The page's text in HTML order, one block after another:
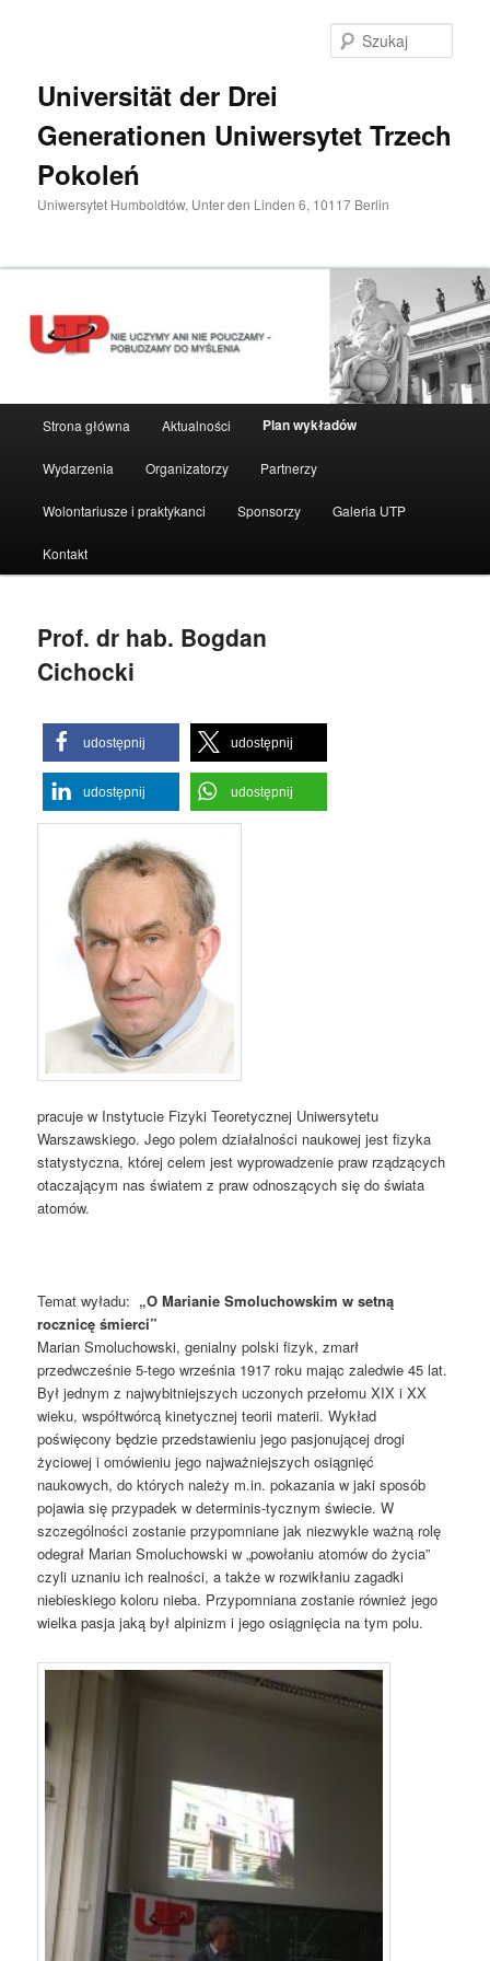
Universität der Drei
Generationen Uniwersytet Trzech
Pokoleń
Uniwersytet Humboldtów, Unter den Linden 6, 10117 Berlin
Strona główna Aktualności Plan wykładów
Wydarzenia Organizatorzy Partnerzy
Wolontariusze i praktykanci Sponsorzy Galeria UTP
Kontakt
Prof. dr hab. Bogdan
Cichocki
udostępnij udostępnij
udostępnij udostępnij
pracuje w Instytucie Fizyki Teoretycznej Uniwersytetu
Warszawskiego. Jego polem działalności naukowej jest fizyka
statystyczna, której celem jest wyprowadzenie praw rządzących
otaczającym nas światem z praw odnoszących się do świata
atomów.
Temat wyładu: „O Marianie Smoluchowskim w setną
rocznicę śmierci”
Marian Smoluchowski, genialny polski fizyk, zmarł
przedwcześnie 5-tego września 1917 roku mając zaledwie 45 lat.
Był jednym z najwybitniejszych uczonych przełomu XIX i XX
wieku, współtwórcą kinetycznej teorii materii. Wykład
poświęcony będzie przedstawieniu jego pasjonującej drogi
życiowej i omówieniu jego najważniejszych osiągnięć
naukowych, do których należy m.in. pokazania w jaki sposób
pojawia się przypadek w determinis-tycznym świecie. W
szczególności zostanie przypomniane jak niezwykle ważną rolę
odegrał Marian Smoluchowski w „powołaniu atomów do życia”
czyli uznaniu ich realności, a także w rozwikłaniu zagadki
niebieskiego koloru nieba. Przypomniana zostanie również jego
wielka pasja jaką był alpinizm i jego osiągnięcia na tym polu.